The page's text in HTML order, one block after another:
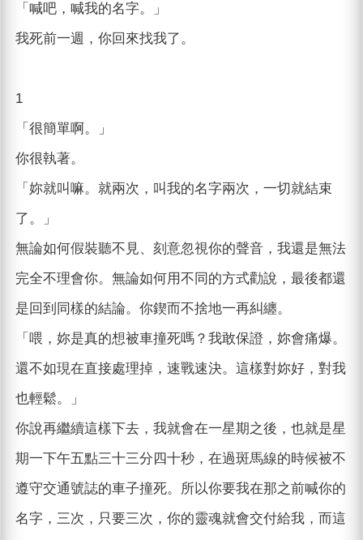
「喊吧，喊我的名字。」
我死前一週，你回來找我了。
1
「很簡單啊。」
你很執著。
「妳就叫嘛。就兩次，叫我的名字兩次，一切就結束
了。」
無論如何假裝聽不見、刻意忽視你的聲音，我還是無法
完全不理會你。無論如何用不同的方式勸說，最後都還
是回到同樣的結論。你鍥而不捨地一再糾纏。
「喂，妳是真的想被車撞死嗎？我敢保證，妳會痛爆。
還不如現在直接處理掉，速戰速決。這樣對妳好，對我
也輕鬆。」
你說再繼續這樣下去，我就會在一星期之後，也就是星
期一下午五點三十三分四十秒，在過斑馬線的時候被不
遵守交通號誌的車子撞死。所以你要我在那之前喊你的
名字，三次，只要三次，你的靈魂就會交付給我，而這